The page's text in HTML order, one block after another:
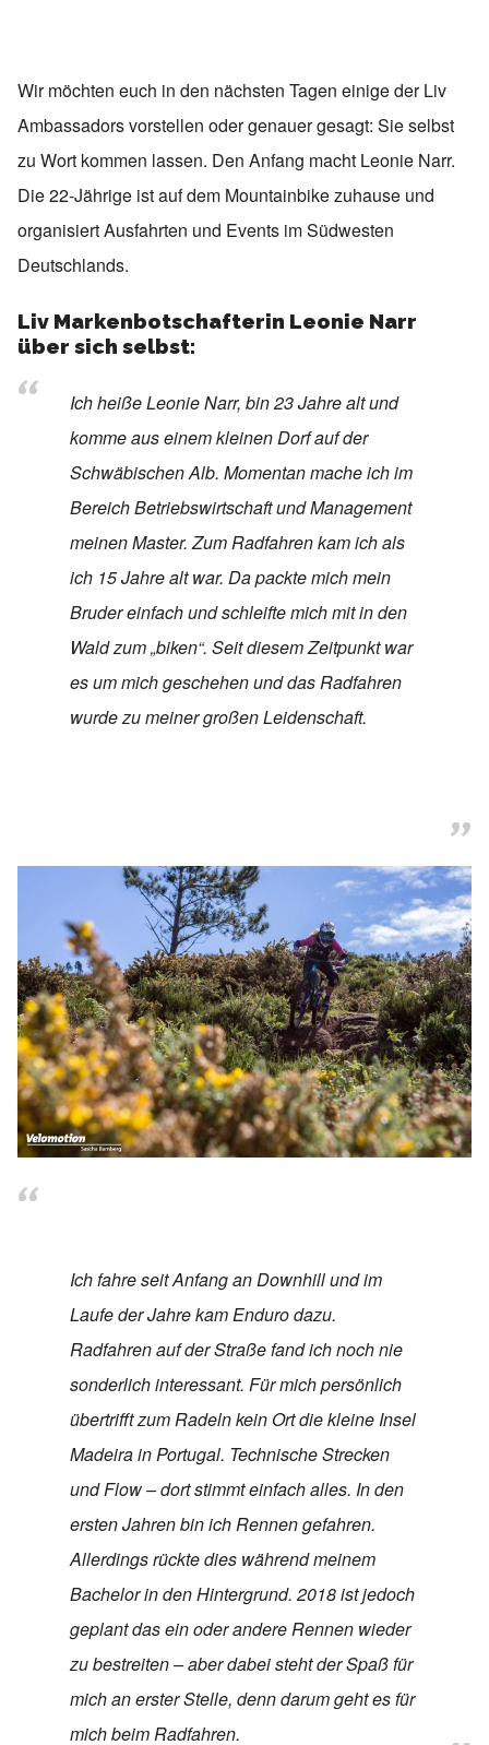
Wir möchten euch in den nächsten Tagen einige der Liv
Ambassadors vorstellen oder genauer gesagt: Sie selbst
zu Wort kommen lassen. Den Anfang macht Leonie Narr.
Die 22-Jährige ist auf dem Mountainbike zuhause und
organisiert Ausfahrten und Events im Südwesten
Deutschlands.
Liv Markenbotschafterin Leonie Narr
über sich selbst:
Ich heiße Leonie Narr, bin 23 Jahre alt und
komme aus einem kleinen Dorf auf der
Schwäbischen Alb. Momentan mache ich im
Bereich Betriebswirtschaft und Management
meinen Master. Zum Radfahren kam ich als
ich 15 Jahre alt war. Da packte mich mein
Bruder einfach und schleifte mich mit in den
Wald zum „biken“. Seit diesem Zeitpunkt war
es um mich geschehen und das Radfahren
wurde zu meiner großen Leidenschaft.
Ich fahre seit Anfang an Downhill und im
Laufe der Jahre kam Enduro dazu.
Radfahren auf der Straße fand ich noch nie
sonderlich interessant. Für mich persönlich
übertrifft zum Radeln kein Ort die kleine Insel
Madeira in Portugal. Technische Strecken
und Flow – dort stimmt einfach alles. In den
ersten Jahren bin ich Rennen gefahren.
Allerdings rückte dies während meinem
Bachelor in den Hintergrund. 2018 ist jedoch
geplant das ein oder andere Rennen wieder
zu bestreiten – aber dabei steht der Spaß für
mich an erster Stelle, denn darum geht es für
mich beim Radfahren.